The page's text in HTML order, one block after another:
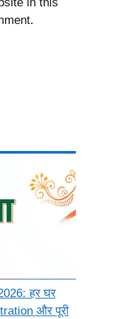
in this
हर घर
और पूरी